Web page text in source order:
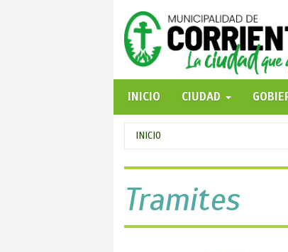
INICIO
CIUDAD
Se
encuentra
usted
aquí
INICIO
Tramites